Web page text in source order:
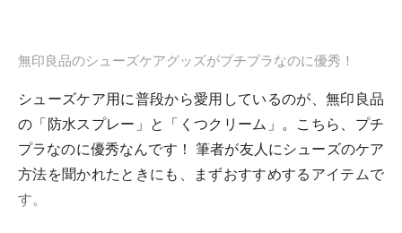
無印良品のシューズケアグッズがプチプラなのに優秀！
シューズケア用に普段から愛用しているのが、無印良品
の「防水スプレー」と「くつクリーム」。こちら、プチ
プラなのに優秀なんです！ 筆者が友人にシューズのケア
方法を聞かれたときにも、まずおすすめするアイテムで
す。